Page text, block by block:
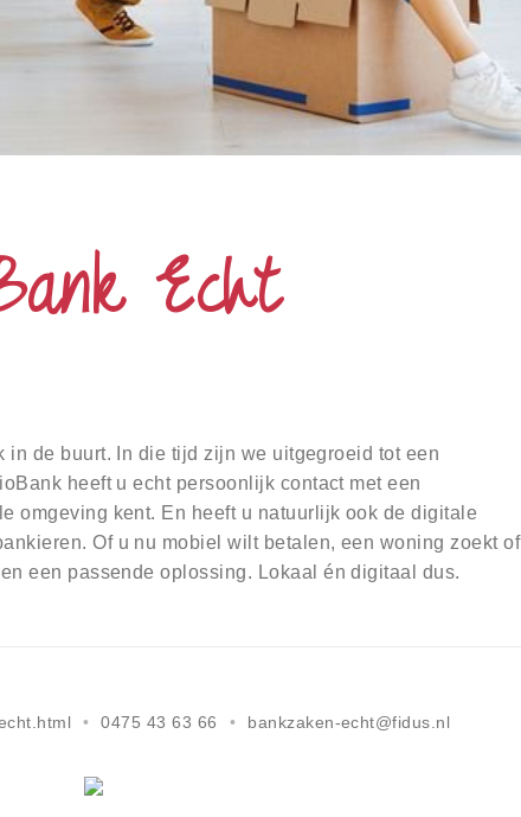
Echt
in de buurt. In die tijd zijn we uitgegroeid tot een
heeft u echt persoonlijk contact met een
omgeving kent. En heeft u natuurlijk ook de digitale
Of u nu mobiel wilt betalen, een woning zoekt of
een passende oplossing. Lokaal én digitaal dus.
0475 43 63 66 bankzaken-echt@fidus.nl